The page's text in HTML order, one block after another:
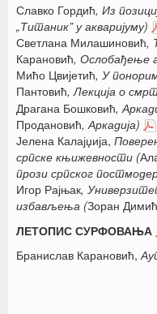
Славко Гордић, Из
„Титаник” у акваријуму)
Светлана Милашиновић,
Карановић, Ослобађење
Мићо Цвијетић, У
Пантовић, Лекција о
Драгана Бошковић,
Продановић, Аркадија)
Јелена Калајџија,
српске књижевности (
прози српског
Игор Рајњак,
избављења (Зоран Димић
ЛЕТОПИС СУРФОВАЊА
Бранислав Карановић,